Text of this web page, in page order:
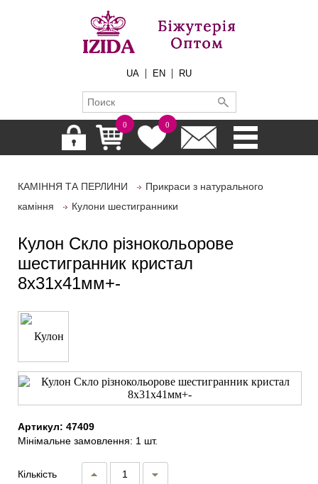
UA | EN | RU
0
0
КАМІННЯ ТА ПЕРЛИНИ
Прикраси з натурального
каміння
Кулони шестигранники
Кулон Скло різнокольорове
шестигранник кристал
8х31х41мм+-
Артикул: 47409
Мінімальне замовлення: 1 шт.
Кількість